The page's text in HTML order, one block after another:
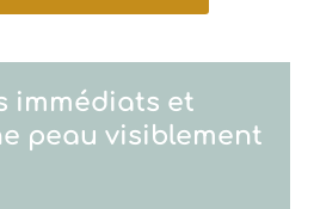
immédiats et
peau visiblement